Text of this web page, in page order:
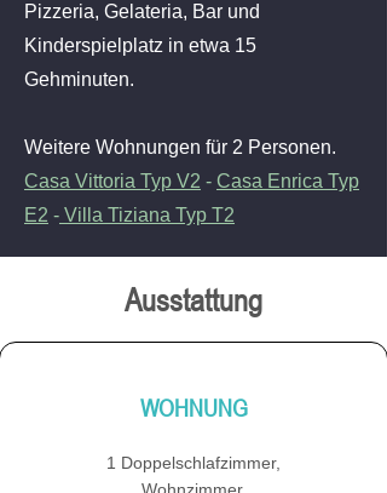
Pizzeria, Gelateria, Bar und
Kinderspielplatz in etwa 15
Gehminuten.
Weitere Wohnungen für 2 Personen.
Casa Vittoria Typ V2 - Casa Enrica Typ
E2 - Villa Tiziana Typ T2
Ausstattung
WOHNUNG
1 Doppelschlafzimmer,